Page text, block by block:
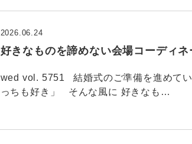
好きなものを諦めない会場コーディ
2026.06.24
wed vol. 5751 結婚式のご準備を進めて
っちも好き」 そんな風に 好きなも…